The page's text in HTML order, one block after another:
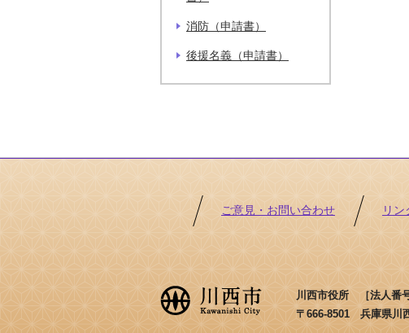
消防（申請書）
後援名義（申請書）
ご意見・お問い合わせ リン
川西市役所 ［法人番号
〒666-8501 兵庫県